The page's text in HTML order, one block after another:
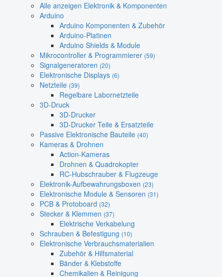
Alle anzeigen Elektronik & Komponenten
Arduino
Arduino Komponenten & Zubehör
Arduino-Platinen
Arduino Shields & Module
Mikrocontroller & Programmierer (59)
Signalgeneratoren (20)
Elektronische Displays (6)
Netzteile (39)
Regelbare Labornetzteile
3D-Druck
3D-Drucker
3D-Drucker Teile & Ersatzteile
Passive Elektronische Bauteile (40)
Kameras & Drohnen
Action-Kameras
Drohnen & Quadrokopter
RC-Hubschrauber & Flugzeuge
Elektronik-Aufbewahrungsboxen (23)
Elektronische Module & Sensoren (31)
PCB & Protoboard (32)
Stecker & Klemmen (37)
Elektrische Verkabelung
Schrauben & Befestigung (10)
Elektronische Verbrauchsmaterialien
Zubehör & Hilfsmaterial
Bänder & Klebstoffe
Chemikalien & Reinigung